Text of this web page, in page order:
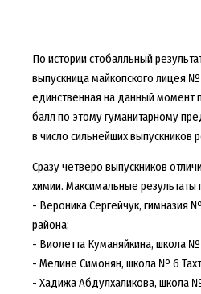
По истории стобалльный
выпускница майкопского лицея
единственная на данный момент
балл по этому гуманитарному
в число сильнейших выпускников
Сразу четверо выпускников
химии. Максимальные результаты
- Вероника Сергейчук, гимназия
района;
- Виолетта Куманяйкина, школа
- Мелине Симонян, школа № 6
- Хадижа Абдулхаликова, школа №